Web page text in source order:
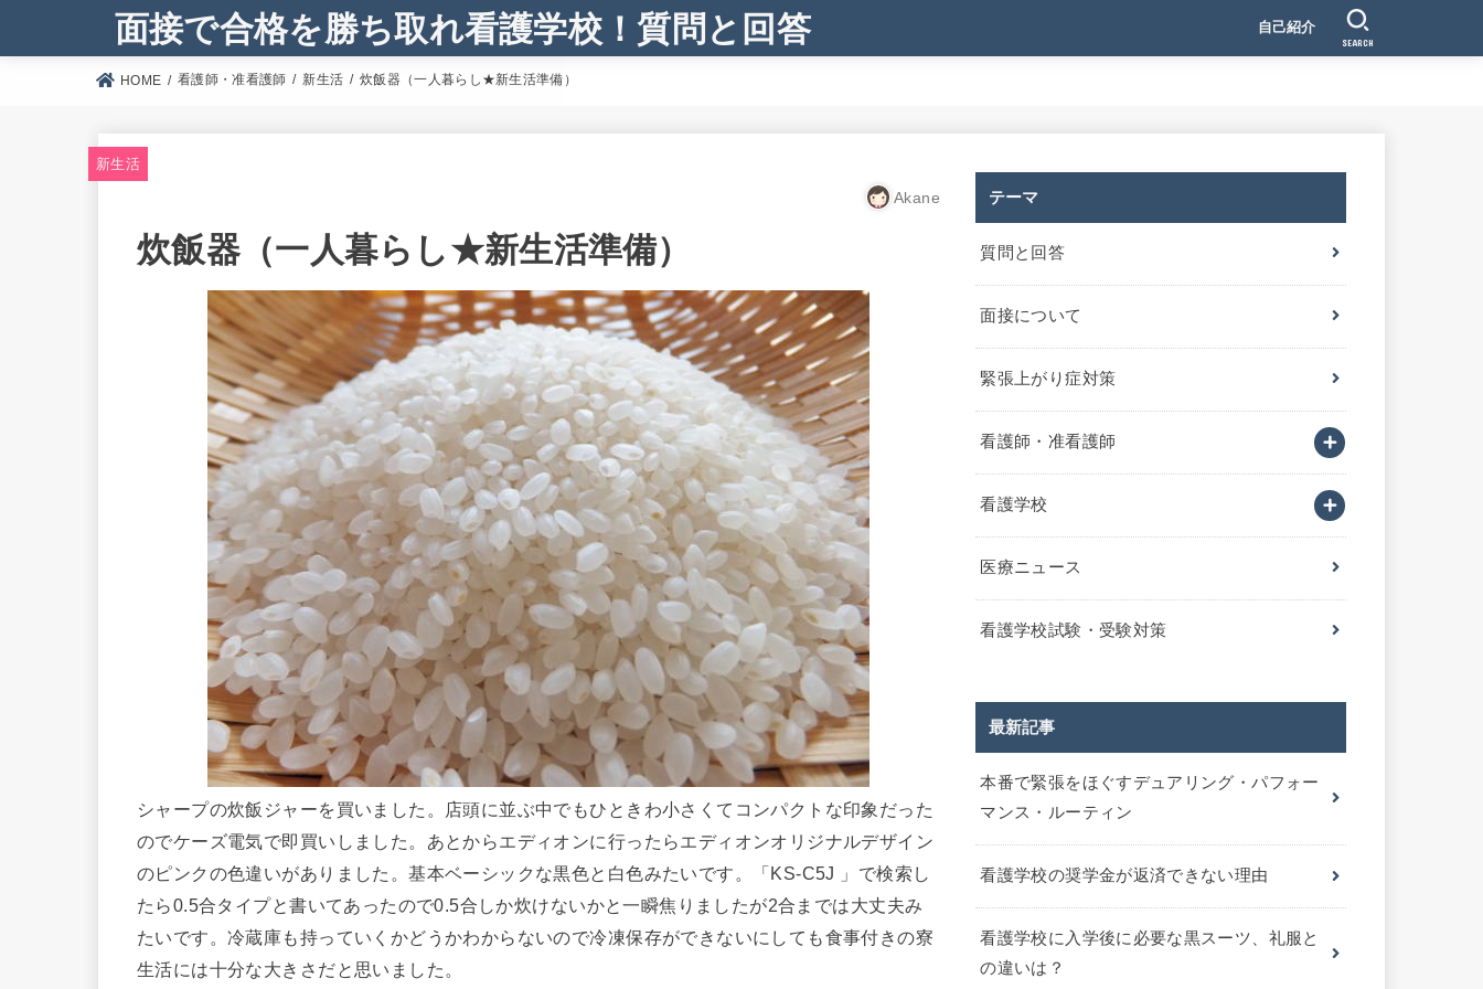
面接で合格を勝ち取れ看護学校！質問と回答 自己紹介
SEARCH
HOME 看護師・准看護師 新生活 炊飯器（一人暮らし★新生活準備）
新生活
Akane
炊飯器（一人暮らし★新生活準備）
シャープの炊飯ジャーを買いました。店頭に並ぶ中でもひときわ小さくてコンパクトな印象だった
のでケーズ電気で即買いしました。あとからエディオンに行ったらエディオンオリジナルデザイン
のピンクの色違いがありました。基本ベーシックな黒色と白色みたいです。「KS-C5J 」で検索し
たら0.5合タイプと書いてあったので0.5合しか炊けないかと一瞬焦りましたが2合までは大丈夫み
たいです。冷蔵庫も持っていくかどうかわからないので冷凍保存ができないにしても食事付きの寮
生活には十分な大きさだと思いました。
テーマ
質問と回答
面接について
緊張上がり症対策
看護師・准看護師
看護学校
医療ニュース
看護学校試験・受験対策
最新記事
本番で緊張をほぐすデュアリング・パフォー
マンス・ルーティン
看護学校の奨学金が返済できない理由
看護学校に入学後に必要な黒スーツ、礼服と
の違いは？